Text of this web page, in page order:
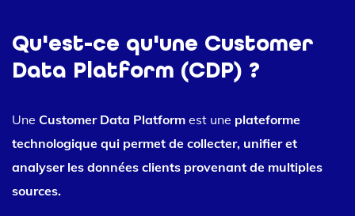
Qu'est-ce qu'une Customer
Data Platform (CDP) ?
Une Customer Data Platform est une plateforme
technologique qui permet de collecter, unifier et
analyser les données clients provenant de multiples
sources.